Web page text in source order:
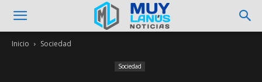
Inicio Sociedad
Sociedad